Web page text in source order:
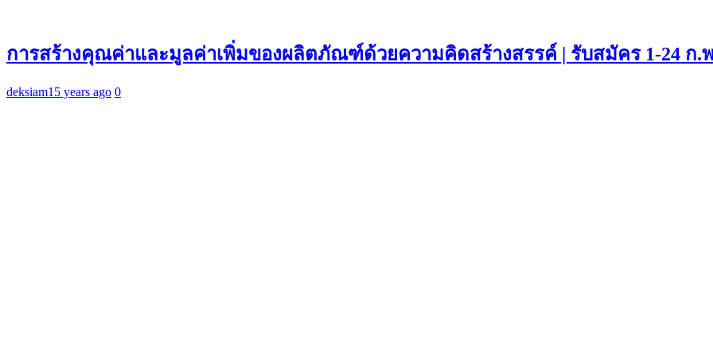
การสร้างคุณค่าและมูลค่าเพิ่มของผลิตภัณฑ์ด้วยความคิดสร้างสรรค์ | รับสมัคร 1-24 ก.
deksiam15 years ago 0